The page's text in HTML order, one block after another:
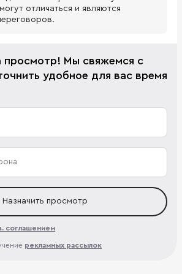
отличаться и являются
просмотр! Мы свяжемся с
удобное для вас время
Назначить просмотр
соглашением
рекламных рассылок